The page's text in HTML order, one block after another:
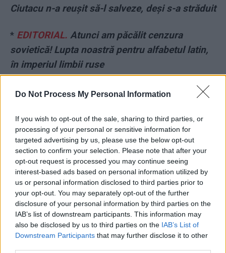
Do Not Process My Personal Information
If you wish to opt-out of the sale, sharing to third parties, or
processing of your personal or sensitive information for
targeted advertising by us, please use the below opt-out
section to confirm your selection. Please note that after your
opt-out request is processed you may continue seeing
interest-based ads based on personal information utilized by
us or personal information disclosed to third parties prior to
your opt-out. You may separately opt-out of the further
disclosure of your personal information by third parties on the
IAB’s list of downstream participants. This information may
also be disclosed by us to third parties on the IAB’s List of
Downstream Participants that may further disclose it to other
Ciutacu n-a reușit să-l salveze, deși s-a străduit
* EDITORIAL. Atunci am păcălit cenzura
sovietică! Lupta noastră pentru alfabetul latin,
în imperiul limbii ruse
*Prostie bubuitoare la Realitatea Plus. Fiica
mulți țiței. Cei mai mulți țiței din ultimele
decenii!”
*ANALIZĂ.Catastrofa demografică: în
următorii 70 de ani, populația Chinei se va
înjumătăți! Prăbușire de la 1,4 miliarde la 700
de milioane
*FOTBAL.Cei patru sfinți care ne-au adus un
2-2 miraculos în Elveția: Sfântul VAR, Sfântul